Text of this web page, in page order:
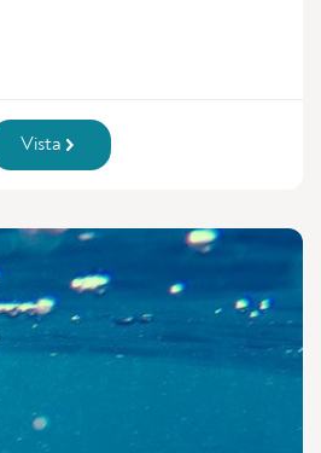
Vista